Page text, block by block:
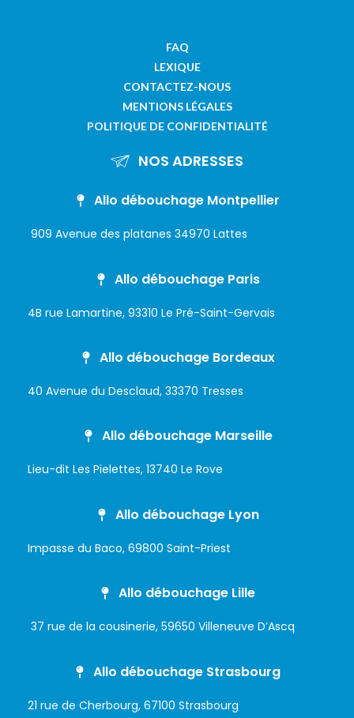
FAQ
LEXIQUE
CONTACTEZ-NOUS
MENTIONS LÉGALES
POLITIQUE DE CONFIDENTIALITÉ
NOS ADRESSES
Allo débouchage Montpellier
909 Avenue des platanes 34970 Lattes
Allo débouchage Paris
4B rue Lamartine, 93310 Le Pré-Saint-Gervais
Allo débouchage Bordeaux
40 Avenue du Desclaud, 33370 Tresses
Allo débouchage Marseille
Lieu-dit Les Pielettes, 13740 Le Rove
Allo débouchage Lyon
Impasse du Baco, 69800 Saint-Priest
Allo débouchage Lille
37 rue de la cousinerie, 59650 Villeneuve D’Ascq
Allo débouchage Strasbourg
21 rue de Cherbourg, 67100 Strasbourg